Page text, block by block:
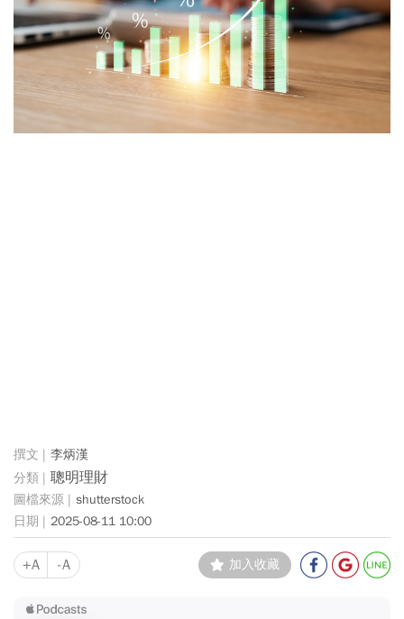
李炳漢
聰明理財
shutterstock
2025-08-11 10:00
+A -A 加入收藏